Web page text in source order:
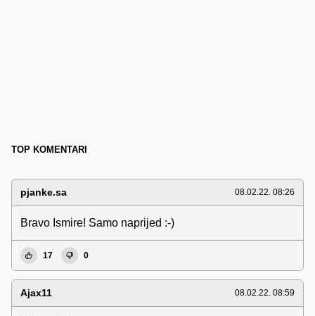
TOP KOMENTARI
pjanke.sa 08.02.22. 08:26
Bravo Ismire! Samo naprijed :-)
17 0
Ajax11 08.02.22. 08:59